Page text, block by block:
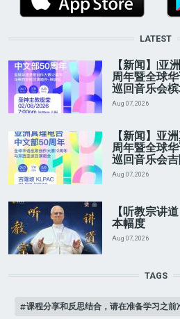
LATEST
【新闻】|亚
周年暨全球
巡回音乐会
Aug 07, 2026
【新闻】亚
周年暨全球
巡回音乐会
Aug 07, 2026
【听教宗讲
本幅度
Aug 07, 2026
TAGS
课程分享和反思结合，请在准备学习之前